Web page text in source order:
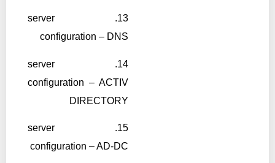
13. server
configuration – DNS
14. server
configuration – ACTIV
DIRECTORY
15. server
configuration – AD-DC